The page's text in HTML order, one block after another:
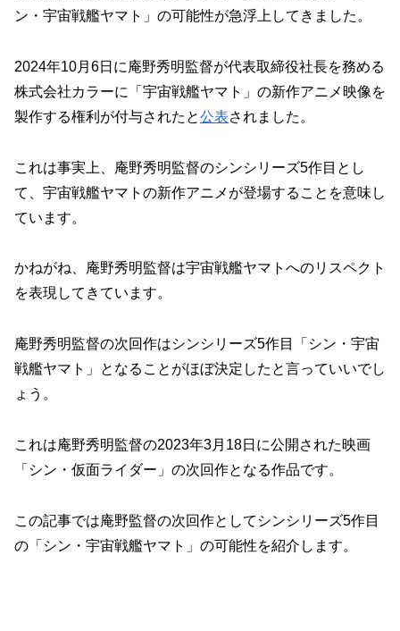
ン・宇宙戦艦ヤマト」の可能性が急浮上してきました。
2024年10月6日に庵野秀明監督が代表取締役社長を務める
株式会社カラーに「宇宙戦艦ヤマト」の新作アニメ映像を
製作する権利が付与されたと公表されました。
これは事実上、庵野秀明監督のシンシリーズ5作目とし
て、宇宙戦艦ヤマトの新作アニメが登場することを意味し
ています。
かねがね、庵野秀明監督は宇宙戦艦ヤマトへのリスペクト
を表現してきています。
庵野秀明監督の次回作はシンシリーズ5作目「シン・宇宙
戦艦ヤマト」となることがほぼ決定したと言っていいでし
ょう。
これは庵野秀明監督の2023年3月18日に公開された映画
「シン・仮面ライダー」の次回作となる作品です。
この記事では庵野監督の次回作としてシンシリーズ5作目
の「シン・宇宙戦艦ヤマト」の可能性を紹介します。